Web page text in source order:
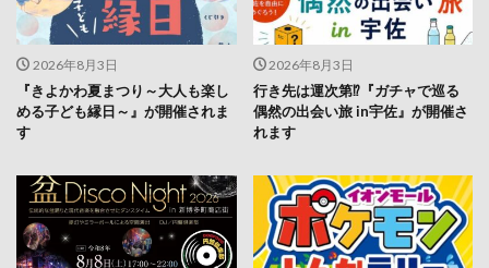
2026年8月3日
『きよかわ夏まつり～大人も楽し
める子ども縁日～』が開催されま
す
2026年8月3日
行き先は運次第⁉『ガチャで巡る
偶然の出会い旅 in宇佐』が開催さ
れます